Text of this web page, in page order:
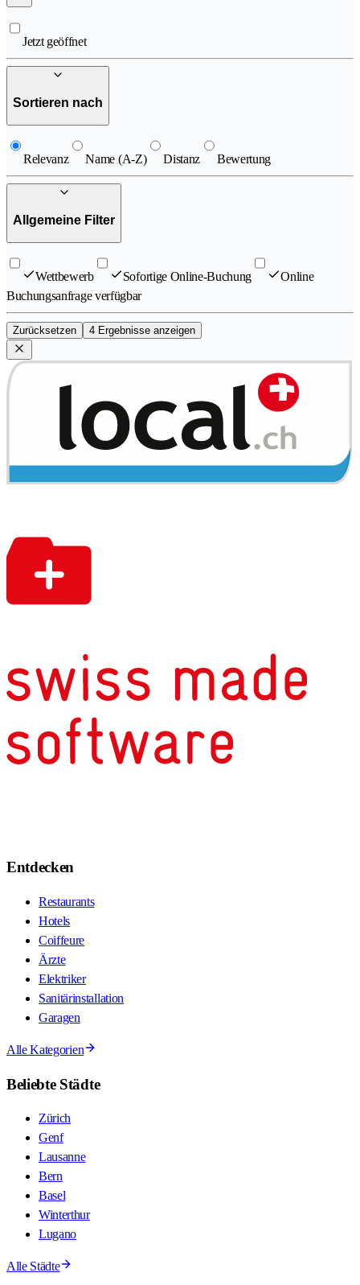
Jetzt geöffnet
Sortieren nach
Relevanz Name (A-Z) Distanz Bewertung
Allgemeine Filter
Wettbewerb Sofortige Online-Buchung
Online
Buchungsanfrage verfügbar
Zurücksetzen 4 Ergebnisse anzeigen
Entdecken
Restaurants
Hotels
Coiffeure
Ärzte
Elektriker
Sanitärinstallation
Garagen
Alle Kategorien
Beliebte Städte
Zürich
Genf
Lausanne
Bern
Basel
Winterthur
Lugano
Alle Städte